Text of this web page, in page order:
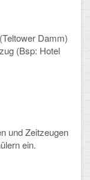
Damm)
(Bsp: Hotel
und Zeitzeugen
ein.